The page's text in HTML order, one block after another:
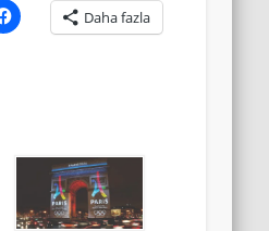
Daha fazla